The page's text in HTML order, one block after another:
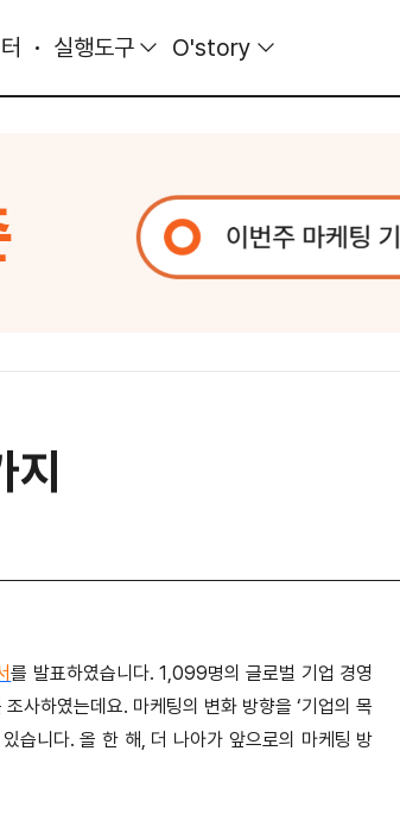
실행도구 O'story
를 발표하였습니다. 1,099명의 글로벌 기업 경영
사하였는데요. 마케팅의 변화 방향을 ‘기업의 목
있습니다. 올 한 해, 더 나아가 앞으로의 마케팅 방